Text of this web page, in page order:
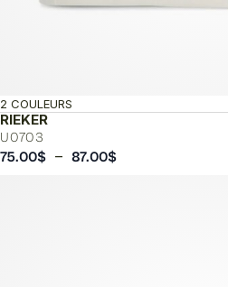
RIEKER
U0703
2 COULEURS
75.00$ – 87.00$Plage